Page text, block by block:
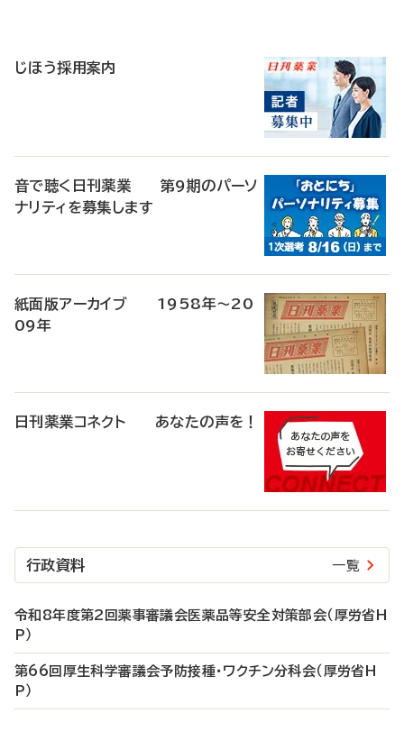
じほう採用案内
音で聴く日刊薬業 第9期のパーソ
ナリティを募集します
紙面版アーカイブ 1958年～20
09年
日刊薬業コネクト あなたの声を！
行政資料 一覧
令和8年度第2回薬事審議会医薬品等安全対策部会（厚労省H
P）
第66回厚生科学審議会予防接種・ワクチン分科会（厚労省H
P）